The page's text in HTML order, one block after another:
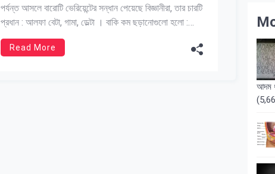
পর্যন্ত আসলে বারোটি ভেরিয়েন্টের সন্ধান পেয়েছে বিজ্ঞানীরা, তার চারটি
প্রধান : আলফা বেটা, গামা, ডেল্টা । বাকি কম ছড়ানোগুলো হলো :
এপসিলন, ইটা, আয়টা, কাপ্পা, মু, জেটা । বারোতম আলফাবেট অনুযায়ী
সর্বশেষ ভেরিয়েন্টির নাম রাখা হয়েছিল Mu মু । তেরোতম […]
Read More
আদম